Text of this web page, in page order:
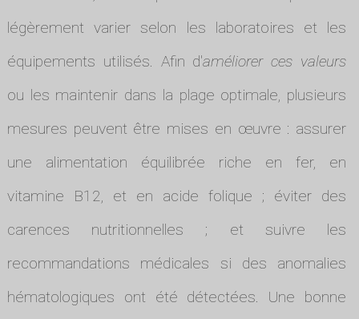
légèrement varier selon les laboratoires et les
équipements utilisés. Afin d'améliorer ces valeurs
ou les maintenir dans la plage optimale, plusieurs
mesures peuvent être mises en œuvre : assurer
une alimentation équilibrée riche en fer, en
vitamine B12, et en acide folique ; éviter des
carences nutritionnelles ; et suivre les
recommandations médicales si des anomalies
hématologiques ont été détectées. Une bonne